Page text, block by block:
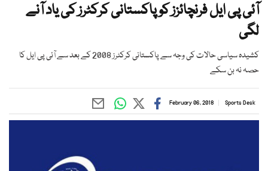
آئی پی ایل فرنچائزز کو پاکستانی کرکٹرز کی یاد آنے
لگی
کشیدہ سیاسی حالات کی وجہ سے پاکستانی کرکٹرز 2008 کے بعد سے آئی پی ایل کا
حصہ نہ بن سکے
Sports Desk
February 06, 2018